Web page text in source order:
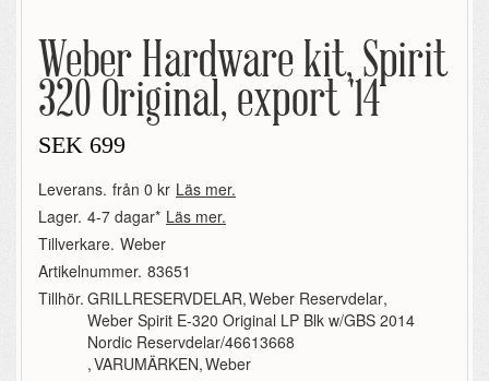
Weber Hardware kit, Spirit
320 Original, export '14
SEK 699
Leverans. från 0 kr Läs mer.
Lager. 4-7 dagar* Läs mer.
Tillverkare. Weber
Artikelnummer. 83651
Tillhör. GRILLRESERVDELAR,Weber Reservdelar,
Weber Spirit E-320 Original LP Blk w/GBS 2014
Nordic Reservdelar/46613668
,VARUMÄRKEN,Weber